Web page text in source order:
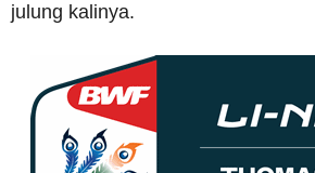
julung kalinya.